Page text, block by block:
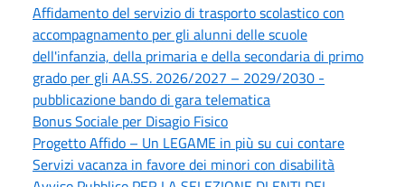
Affidamento del servizio di trasporto scolastico con
accompagnamento per gli alunni delle scuole
dell'infanzia, della primaria e della secondaria di primo
grado per gli AA.SS. 2026/2027 – 2029/2030 -
pubblicazione bando di gara telematica
Bonus Sociale per Disagio Fisico
Progetto Affido – Un LEGAME in più su cui contare
Servizi vacanza in favore dei minori con disabilità